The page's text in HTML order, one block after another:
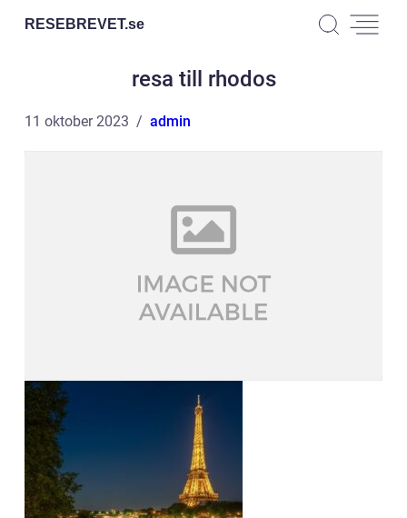
RESEBREVET.se
resa till rhodos
11 oktober 2023 admin